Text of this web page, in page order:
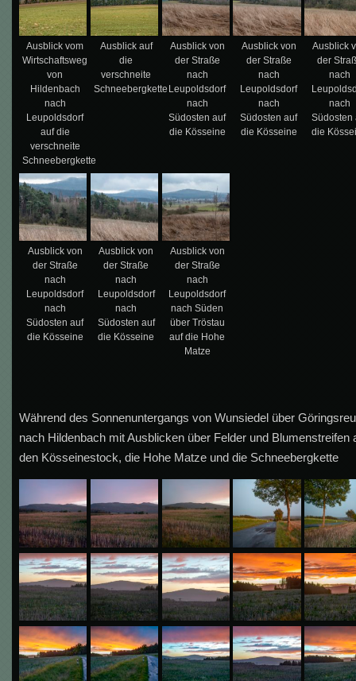
Ausblick vom
Wirtschaftsweg
von
Hildenbach
nach
Leupoldsdorf
auf die
verschneite
Schneebergkette
Ausblick auf
die
verschneite
Schneebergkette
Ausblick von
der Straße
nach
Leupoldsdorf
nach
Südosten auf
die Kösseine
Ausblick von
der Straße
nach
Leupoldsdorf
nach
Südosten auf
die Kösseine
Ausblick
der
nach
nach
Südosten
die
Ausblick von
der Straße
nach
Leupoldsdorf
nach
Südosten auf
die Kösseine
Ausblick von
der Straße
nach
Leupoldsdorf
nach
Südosten auf
die Kösseine
Ausblick von
der Straße
nach
Leupoldsdorf
nach Süden
über Tröstau
auf die Hohe
Matze
Während des Sonnenuntergangs von Wunsiedel über
nach Hildenbach mit Ausblicken über Felder und Blumenstreifen
den Kösseinestock, die Hohe Matze und die Schneebergkette